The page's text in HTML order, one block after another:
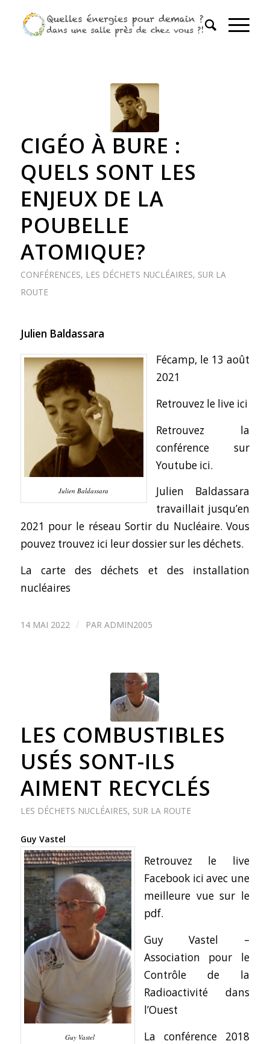
CIGÉO À BURE :
QUELS SONT LES
ENJEUX DE LA
POUBELLE
ATOMIQUE?
CONFÉRENCES, LES DÉCHETS NUCLÉAIRES, SUR LA
ROUTE
Julien Baldassara
Julien Baldassara
Fécamp, le 13 août
2021
Retrouvez le live ici
Retrouvez la
conférence sur
Youtube ici.
Julien Baldassara
travaillait jusqu’en
2021 pour le réseau Sortir du Nucléaire.Vous
pouvez trouvez ici leur dossier sur les déchets.
La carte des déchets et des installation
nucléaires
14 MAI 2022 / PAR ADMIN2005
LES COMBUSTIBLES
USÉS SONT-ILS
AIMENT RECYCLÉS
LES DÉCHETS NUCLÉAIRES, SUR LA ROUTE
Guy Vastel
Guy Vastel
Retrouvez le live
Facebook ici avec une
meilleure vue sur le
pdf.
Guy Vastel –
Association pour le
Contrôle de la
Radioactivité dans
l’Ouest
La conférence 2018